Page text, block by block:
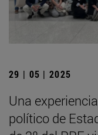
29 | 05 | 2025
Una
político de